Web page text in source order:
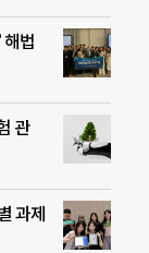
해법
관
과제